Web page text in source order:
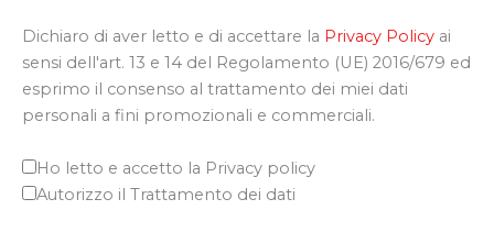
Dichiaro di aver letto e di accettare la Privacy Policy ai
sensi dell'art. 13 e 14 del Regolamento (UE) 2016/679 ed
esprimo il consenso al trattamento dei miei dati
personali a fini promozionali e commerciali.
Ho letto e accetto la Privacy policy
Autorizzo il Trattamento dei dati